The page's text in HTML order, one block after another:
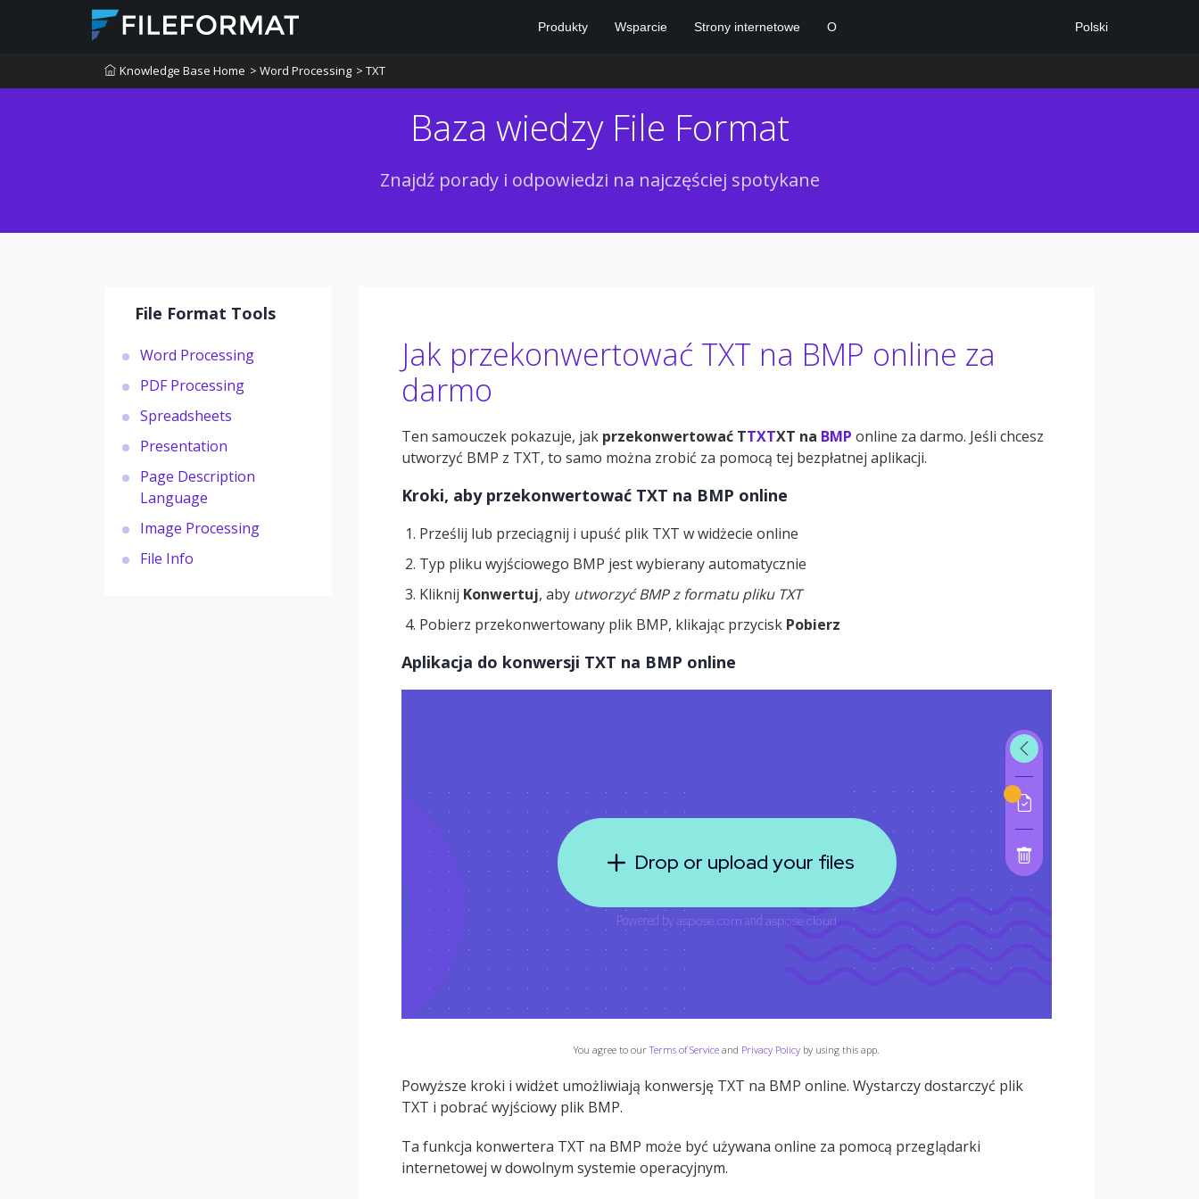
Produkty Wsparcie Strony internetowe O Polski
Knowledge Base Home > Word Processing > TXT
Baza wiedzy File Format
Znajdź porady i odpowiedzi na najczęściej spotykane
File Format Tools
Word Processing
PDF Processing
Spreadsheets
Presentation
Page Description
Language
Image Processing
File Info
Jak przekonwertować TXT na BMP online za
darmo
Ten samouczek pokazuje, jak przekonwertować TTXTXT na BMP online za darmo. Jeśli chcesz
utworzyć BMP z TXT, to samo można zrobić za pomocą tej bezpłatnej aplikacji.
Kroki, aby przekonwertować TXT na BMP online
Prześlij lub przeciągnij i upuść plik TXT w widżecie online
Typ pliku wyjściowego BMP jest wybierany automatycznie
Kliknij Konwertuj, aby utworzyć BMP z formatu pliku TXT
Pobierz przekonwertowany plik BMP, klikając przycisk Pobierz
Aplikacja do konwersji TXT na BMP online
You agree to ourTerms of Service and Privacy Policy by using this app.
Powyższe kroki i widżet umożliwiają konwersję TXT na BMP online. Wystarczy dostarczyć plik
TXT i pobrać wyjściowy plik BMP.
Ta funkcja konwertera TXT na BMP może być używana online za pomocą przeglądarki
internetowej w dowolnym systemie operacyjnym.